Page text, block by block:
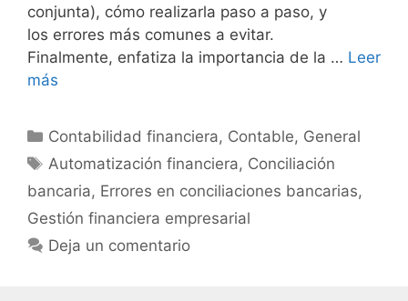
conjunta), cómo realizarla paso a paso, y
los errores más comunes a evitar.
Finalmente, enfatiza la importancia de la … Leer
más
Categorías
Contabilidad financiera, Contable, General
Etiquetas
Automatización financiera, Conciliación
bancaria, Errores en conciliaciones bancarias,
Gestión financiera empresarial
Deja un comentario